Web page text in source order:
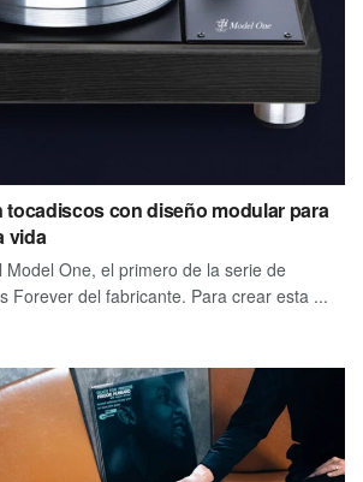
tocadiscos con diseño modular para
vida
Model One, el primero de la serie de
Forever del fabricante. Para crear esta ...